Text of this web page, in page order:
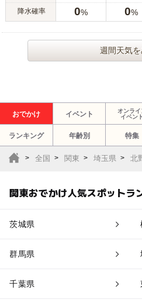
降水確率 0% 0%
週間天気を
おでかけ イベント
オンライ
イベント
ランキング 年齢別 特集
全国 関東 埼玉県 北
関東おでかけ人気スポットラ
茨城県
群馬県
千葉県